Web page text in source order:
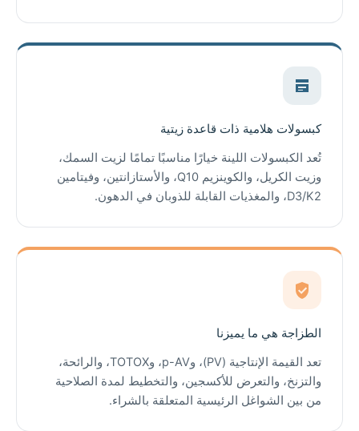
كبسولات هلامية ذات قاعدة زيتية
تُعد الكبسولات اللينة خيارًا مناسبًا تمامًا لزيت السمك،
وزيت الكريل، والكوينزيم Q10، والأستازانتين، وفيتامين
D3/K2، والمغذيات القابلة للذوبان في الدهون.
الطزاجة هي ما يميزنا
تعد القيمة الإنتاجية (PV)، وp-AV، وTOTOX، والرائحة،
والتزنخ، والتعرض للأكسجين، والتخطيط لمدة الصلاحية
من بين الشواغل الرئيسية المتعلقة بالشراء.